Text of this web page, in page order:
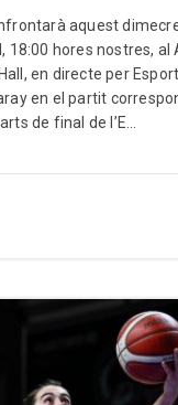
aquest
18:00 hores nostres, al
en directe per
en el partit
de final de l’E...